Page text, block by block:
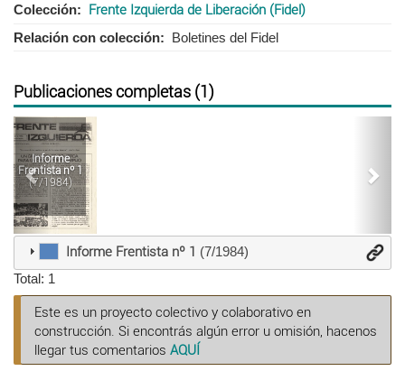
Colección
Frente Izquierda de Liberación (Fidel)
Relación con colección Boletines del Fidel
Publicaciones completas (1)
Informe
Frentista nº 1
(7/1984)
Anterior
Informe Frentista nº 1 (7/1984)
Total: 1
Este es un proyecto colectivo y colaborativo en
construcción. Si encontrás algún error u omisión, hacenos
llegar tus comentarios AQUÍ